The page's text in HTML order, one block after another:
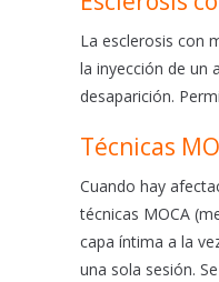
La esclerosis con
la inyección de un
desaparición.
Técnicas
Cuando hay
técnicas MOCA
capa íntima a la
una sola sesión.